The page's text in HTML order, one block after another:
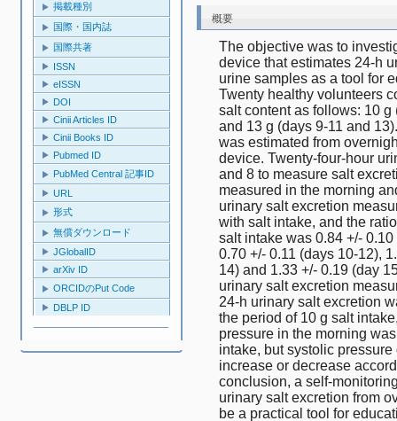
掲載種別
国際・国内誌
国際共著
ISSN
eISSN
DOI
Cinii Articles ID
Cinii Books ID
Pubmed ID
PubMed Central 記事ID
URL
形式
無償ダウンロード
JGlobalID
arXiv ID
ORCIDのPut Code
DBLP ID
概要
The objective was to
device that estimates 24-h
urine samples as a tool for
Twenty healthy volunteers
salt content as follows: 10 g
and 13 g (days 9-11 and
was estimated from
device. Twenty-four-hour
and 8 to measure salt
measured in the morning
urinary salt excretion
with salt intake, and the
salt intake was 0.84 +/-
0.70 +/- 0.11 (days 10-12),
14) and 1.33 +/- 0.19 (day
urinary salt excretion
24-h urinary salt excretion
the period of 10 g salt
pressure in the morning
intake, but systolic
increase or decrease
conclusion, a self-
urinary salt excretion from
be a practical tool for